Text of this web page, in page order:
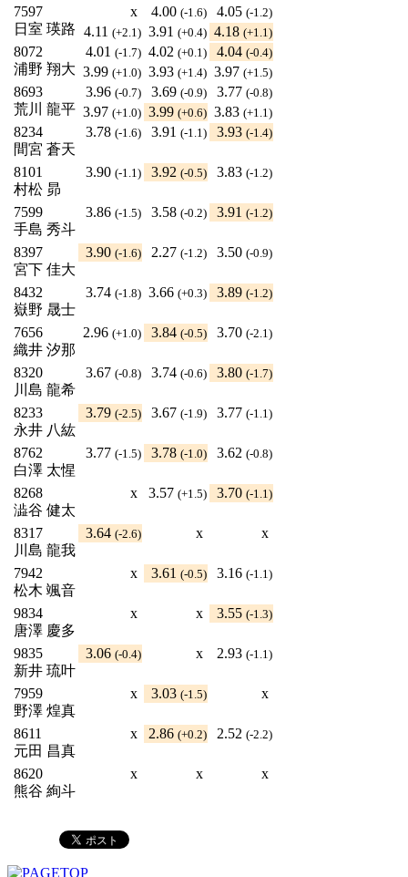
7597
日室 瑛路
x 4.00 (-1.6) 4.05 (-1.2)
4.11 (+2.1) 3.91 (+0.4) 4.18 (+1.1)
8072
浦野 翔大
4.01 (-1.7) 4.02 (+0.1) 4.04 (-0.4)
3.99 (+1.0) 3.93 (+1.4) 3.97 (+1.5)
8693
荒川 龍平
3.96 (-0.7) 3.69 (-0.9) 3.77 (-0.8)
3.97 (+1.0) 3.99 (+0.6) 3.83 (+1.1)
8234
間宮 蒼天
3.78 (-1.6) 3.91 (-1.1) 3.93 (-1.4)
8101
村松 昴
3.90 (-1.1) 3.92 (-0.5) 3.83 (-1.2)
7599
手島 秀斗
3.86 (-1.5) 3.58 (-0.2) 3.91 (-1.2)
8397
宮下 佳大
3.90 (-1.6) 2.27 (-1.2) 3.50 (-0.9)
8432
嶽野 晟士
3.74 (-1.8) 3.66 (+0.3) 3.89 (-1.2)
7656
織井 汐那
2.96 (+1.0) 3.84 (-0.5) 3.70 (-2.1)
8320
川島 龍希
3.67 (-0.8) 3.74 (-0.6) 3.80 (-1.7)
8233
永井 八紘
3.79 (-2.5) 3.67 (-1.9) 3.77 (-1.1)
8762
白澤 太惺
3.77 (-1.5) 3.78 (-1.0) 3.62 (-0.8)
8268
澁谷 健太
x 3.57 (+1.5) 3.70 (-1.1)
8317
川島 龍我
3.64 (-2.6) x x
7942
松木 颯音
x 3.61 (-0.5) 3.16 (-1.1)
9834
唐澤 慶多
x x 3.55 (-1.3)
9835
新井 琉叶
3.06 (-0.4) x 2.93 (-1.1)
7959
野澤 煌真
x 3.03 (-1.5) x
8611
元田 昌真
x 2.86 (+0.2) 2.52 (-2.2)
8620
熊谷 絢斗
x x x